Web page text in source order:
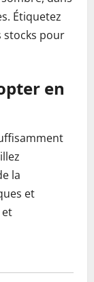
Étiquetez
stocks pour
en
la
et
et